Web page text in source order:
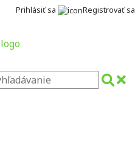
Prihlásiť sa Registrovať sa